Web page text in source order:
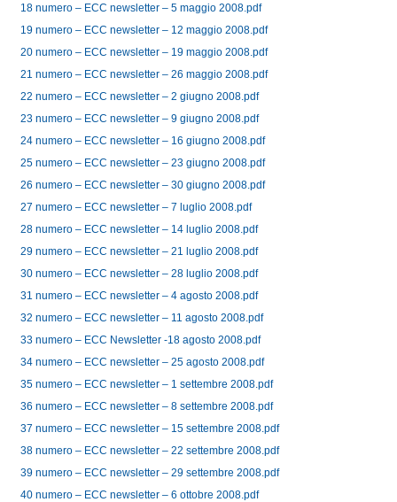
18 numero – ECC newsletter – 5 maggio 2008.pdf
19 numero – ECC newsletter – 12 maggio 2008.pdf
20 numero – ECC newsletter – 19 maggio 2008.pdf
21 numero – ECC newsletter – 26 maggio 2008.pdf
22 numero – ECC newsletter – 2 giugno 2008.pdf
23 numero – ECC newsletter – 9 giugno 2008.pdf
24 numero – ECC newsletter – 16 giugno 2008.pdf
25 numero – ECC newsletter – 23 giugno 2008.pdf
26 numero – ECC newsletter – 30 giugno 2008.pdf
27 numero – ECC newsletter – 7 luglio 2008.pdf
28 numero – ECC newsletter – 14 luglio 2008.pdf
29 numero – ECC newsletter – 21 luglio 2008.pdf
30 numero – ECC newsletter – 28 luglio 2008.pdf
31 numero – ECC newsletter – 4 agosto 2008.pdf
32 numero – ECC newsletter – 11 agosto 2008.pdf
33 numero – ECC Newsletter -18 agosto 2008.pdf
34 numero – ECC newsletter – 25 agosto 2008.pdf
35 numero – ECC newsletter – 1 settembre 2008.pdf
36 numero – ECC newsletter – 8 settembre 2008.pdf
37 numero – ECC newsletter – 15 settembre 2008.pdf
38 numero – ECC newsletter – 22 settembre 2008.pdf
39 numero – ECC newsletter – 29 settembre 2008.pdf
40 numero – ECC newsletter – 6 ottobre 2008.pdf